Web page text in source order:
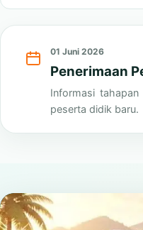
01 Juni 2026
Penerimaan
Informasi
peserta didik baru.